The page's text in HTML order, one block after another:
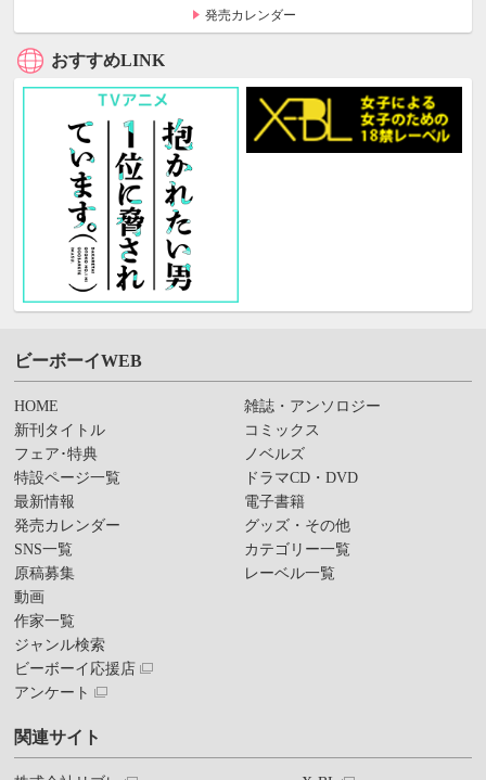
発売カレンダー
おすすめLINK
ビーボーイWEB
HOME
新刊タイトル
フェア･特典
特設ページ一覧
最新情報
発売カレンダー
SNS一覧
原稿募集
動画
作家一覧
ジャンル検索
ビーボーイ応援店
アンケート
雑誌・アンソロジー
コミックス
ノベルズ
ドラマCD・DVD
電子書籍
グッズ・その他
カテゴリー一覧
レーベル一覧
関連サイト